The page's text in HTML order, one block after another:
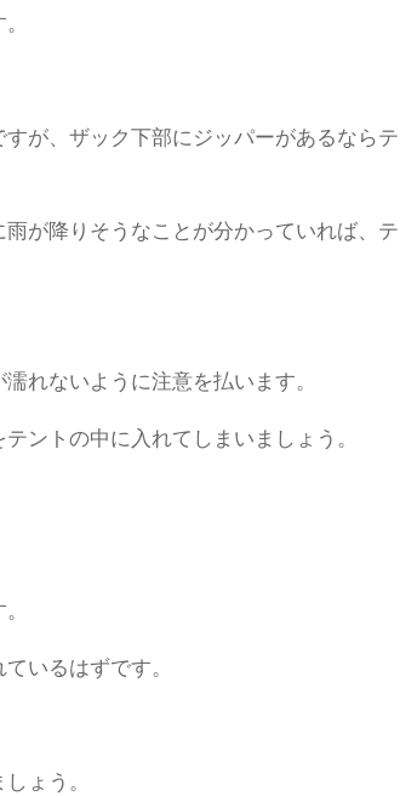
が、ザック下部にジッパーがあるなら
が降りそうなことが分かっていれば、
れないように注意を払います。
ントの中に入れてしまいましょう。
いるはずです。
ょう。